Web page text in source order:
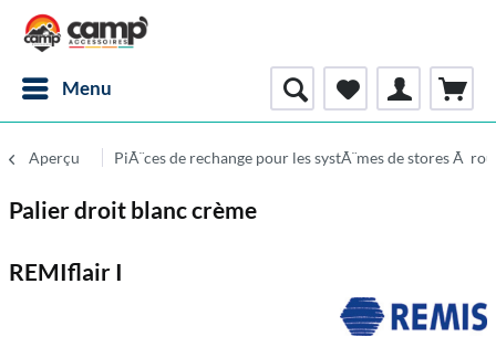
Menu
Aperçu PiÃ¨ces de rechange pour les systÃ¨mes de stores Ã
Palier droit blanc crème
REMIflair I